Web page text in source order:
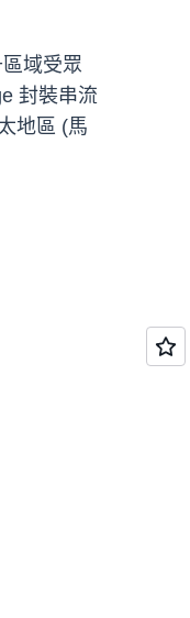
域受眾
封裝串流
地區 (馬